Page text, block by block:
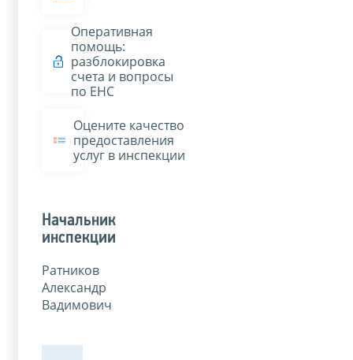
Оперативная
помощь:
разблокировка
счета и вопросы
по ЕНС
Оцените качество
предоставления
услуг в инспекции
Начальник
инспекции
Ратников
Александр
Вадимович